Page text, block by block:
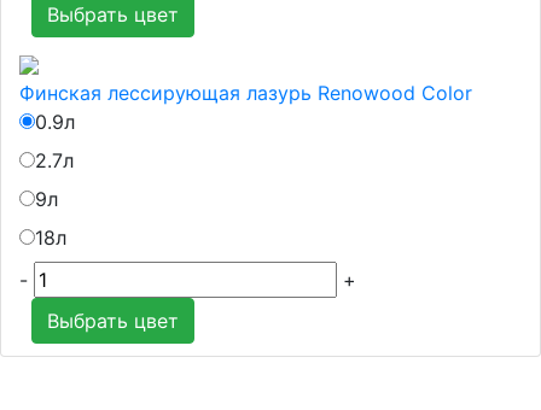
Выбрать цвет
Финская лессирующая лазурь Renowood Color
0.9л
2.7л
9л
18л
-
+
Выбрать цвет